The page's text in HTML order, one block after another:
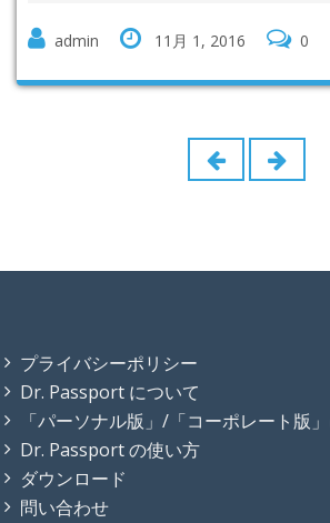
admin 11月 1, 2016 0
プライバシーポリシー
Dr. Passport について
「パーソナル版」/「コーポレート版
Dr. Passport の使い方
ダウンロード
問い合わせ